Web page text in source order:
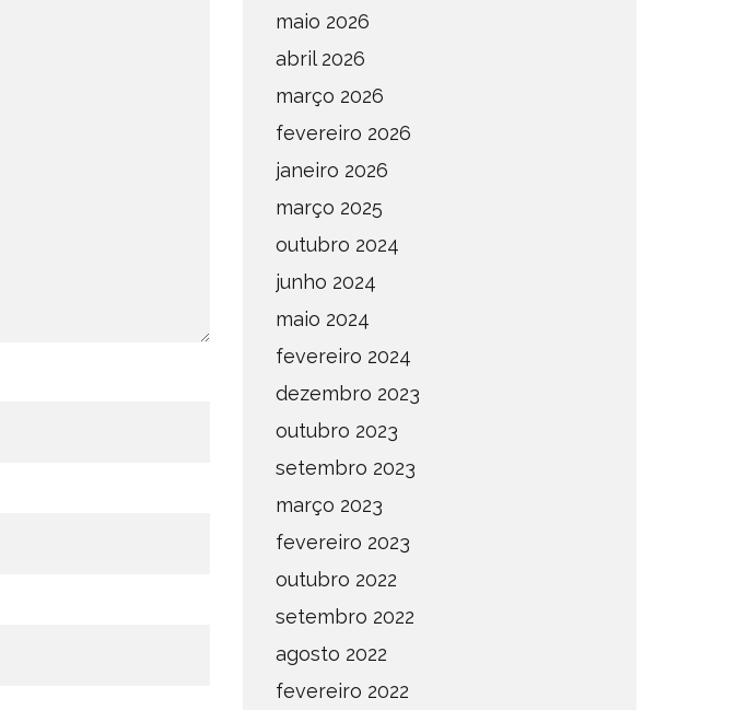
maio 2026
abril 2026
março 2026
fevereiro 2026
janeiro 2026
março 2025
outubro 2024
junho 2024
maio 2024
fevereiro 2024
dezembro 2023
outubro 2023
setembro 2023
março 2023
fevereiro 2023
outubro 2022
setembro 2022
agosto 2022
fevereiro 2022